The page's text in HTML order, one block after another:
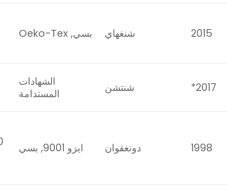
2015 شنغهاي بسي, Oeko-Tex
2017* شنتشن
الشهادات
المستدامة
1998 دونغقوان ايزو 9001, بسي